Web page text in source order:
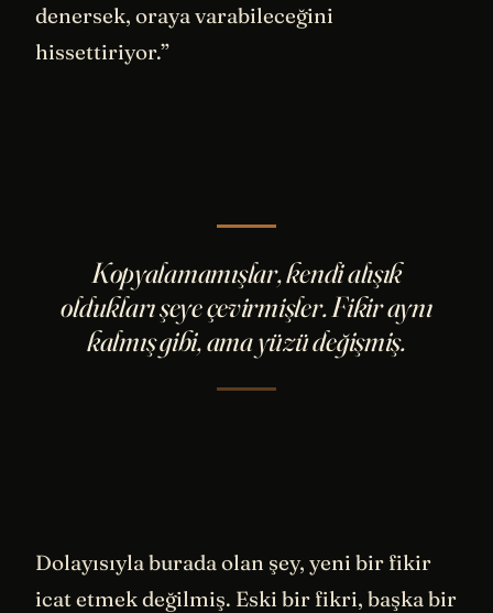
denersek, oraya varabileceğini
hissettiriyor.”
Kopyalamamışlar, kendi alışık
oldukları şeye çevirmişler. Fikir aynı
kalmış gibi, ama yüzü değişmiş.
Dolayısıyla burada olan şey, yeni bir fikir
icat etmek değilmiş. Eski bir fikri, başka bir